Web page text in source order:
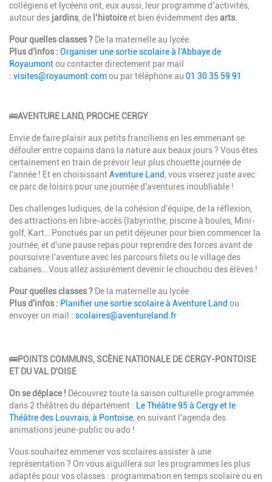
collégiens et lycéens ont, eux aussi, leur programme d’activités,
autour des jardins, de l’histoireet bien évidemment desarts.
Pour quelles classes ? De la maternelle au lycée.
Plus d'infos : Organiser une sortie scolaire à l'Abbaye de
Royaumontou contacter directement par mail
: visites@royaumont.comou par téléphone au 01 30 35 59 91
Description
🚌AVENTURE LAND, PROCHE CERGY
Envie de faire plaisir aux petits franciliens en les emmenant se
défouler entre copains dans la nature aux beaux jours ? Vous êtes
certainement en train de prévoir leur plus chouette journée de
l'année ! Et en choisissantAventure Land, vous viserez juste avec
ce parc de loisirs pour une journée d'aventures inoubliable !
Des challenges ludiques, de la cohésion d'équipe, de la réflexion,
des attractions en libre-accès (labyrinthe, piscine à boules, Mini-
golf, Kart… Ponctués par un petit déjeuner pour bien commencer la
journée, et d'une pause repas pour reprendre des forces avant de
poursuivre l'aventure avec les parcours filets ou le village des
cabanes… Vous allez assurément devenir le chouchou des élèves !
Pour quelles classes ? De la maternelle au lycée
Plus d'infos : Planifier une sortie scolaire à Aventure Land ou
envoyer un mail : scolaires@aventureland.fr
🚌POINTS COMMUNS, SCÈNE NATIONALE DE CERGY-PONTOISE
ET DU VAL D'OISE
On se déplace ! Découvrez toute la saison culturelle programmée
dans 2 théâtres du département : Le Théâtre 95 à Cergy et le
Théâtre des Louvrais, à Pontoise, en suivant l'agenda des
animations jeune-public ou ado !
Vous souhaitez emmener vos scolaires assister à une
représentation ? On vous aiguillera sur les programmes les plus
adaptés pour vos classes : programmation en temps scolaire ou en